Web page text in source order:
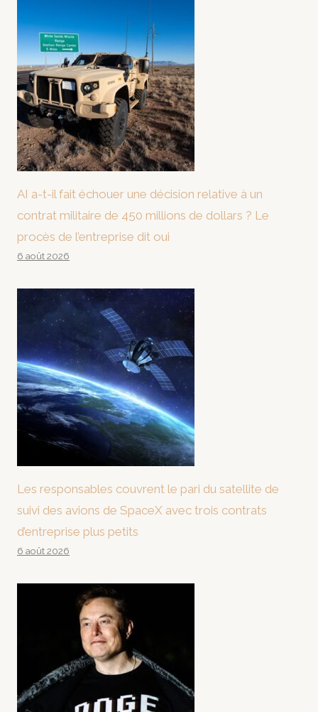
AI a-t-il fait échouer une décision relative à un
contrat militaire de 450 millions de dollars ? Le
procès de l’entreprise dit oui
6 août 2026
Les responsables couvrent le pari du satellite de
suivi des avions de SpaceX avec trois contrats
d’entreprise plus petits
6 août 2026